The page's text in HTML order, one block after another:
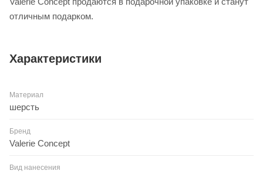
отличным подарком.
Характеристики
Материал
шерсть
Бренд
Valerie Concept
Вид нанесения